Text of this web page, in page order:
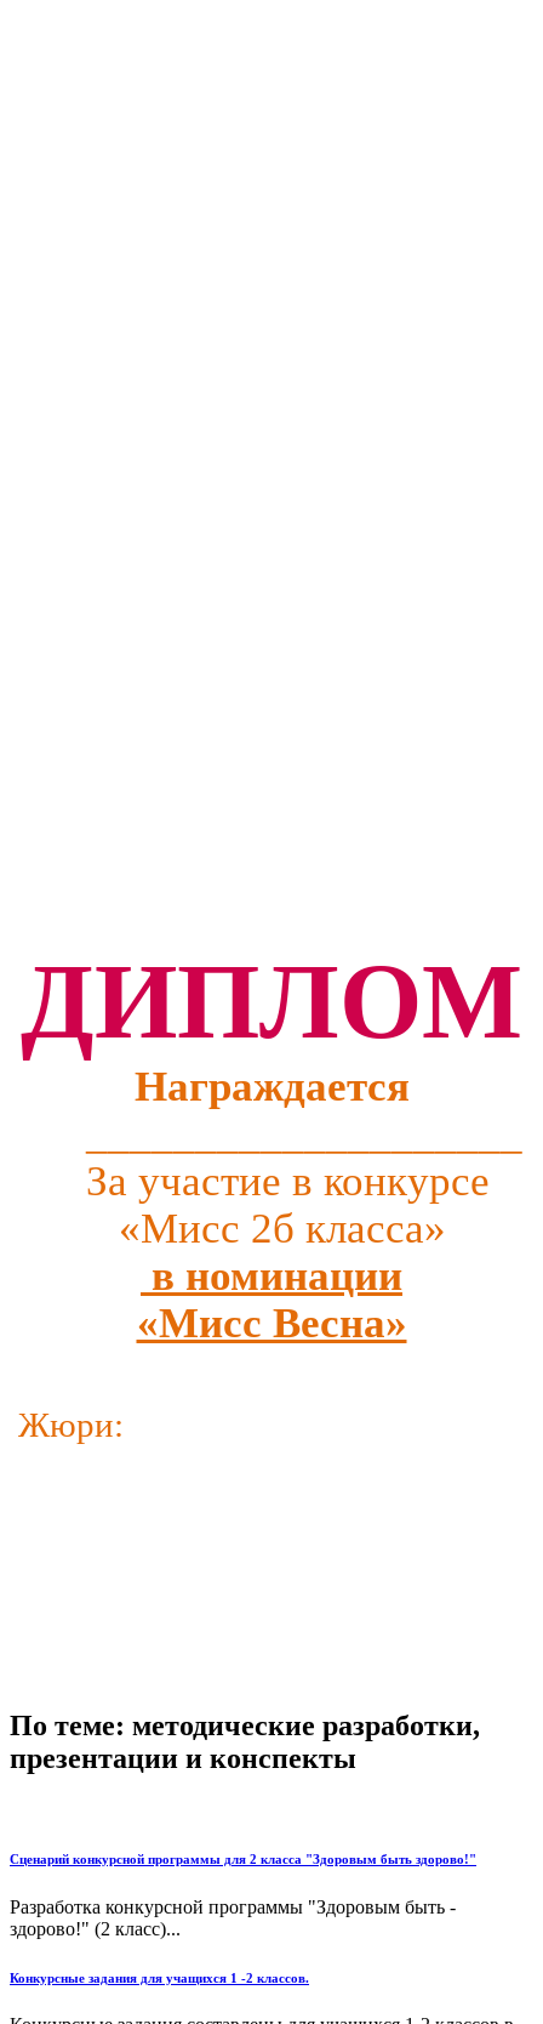
ДИПЛОМ
Награждается
За участие в конкурсе
«Мисс 2б класса»
в номинации
«Мисс Весна»
Жюри:
По теме: методические разработки,
презентации и конспекты
Сценарий конкурсной программы для 2 класса "Здоровым быть здорово!"
Разработка конкурсной программы "Здоровым быть -
здорово!" (2 класс)...
Конкурсные задания для учащихся 1 -2 классов.